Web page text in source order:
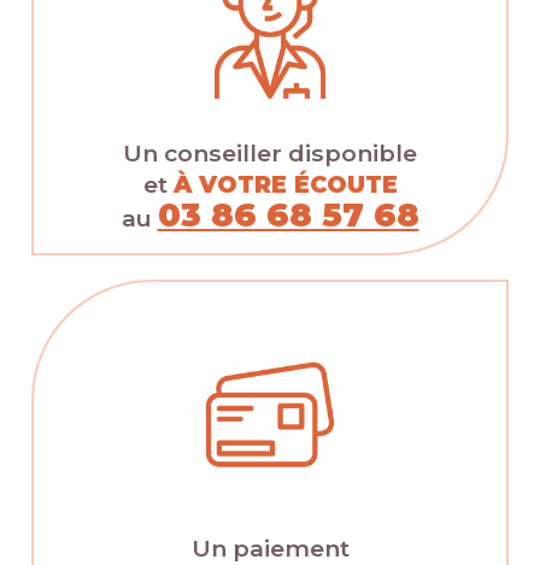
Un conseiller disponible
et À VOTRE ÉCOUTE
au 03 86 68 57 68
Un paiement